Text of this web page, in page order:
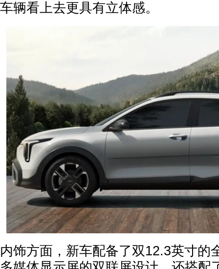
车辆看上去更具有立体感。
内饰方面，新车配备了双12.3英寸的